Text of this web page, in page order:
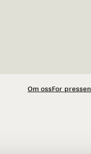
Om ossFor pressen